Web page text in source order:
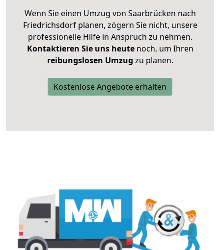
Wenn Sie einen Umzug von Saarbrücken nach
Friedrichsdorf planen, zögern Sie nicht, unsere
professionelle Hilfe in Anspruch zu nehmen.
Kontaktieren Sie uns heutenoch, um Ihren
reibungslosen Umzug zu planen.
Kostenlose Angebote erhalten